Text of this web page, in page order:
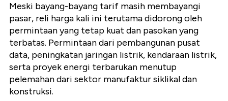
Meski bayang-bayang tarif masih membayangi
pasar, reli harga kali ini terutama didorong oleh
permintaan yang tetap kuat dan pasokan yang
terbatas. Permintaan dari pembangunan pusat
data, peningkatan jaringan listrik, kendaraan listrik,
serta proyek energi terbarukan menutup
pelemahan dari sektor manufaktur siklikal dan
konstruksi.